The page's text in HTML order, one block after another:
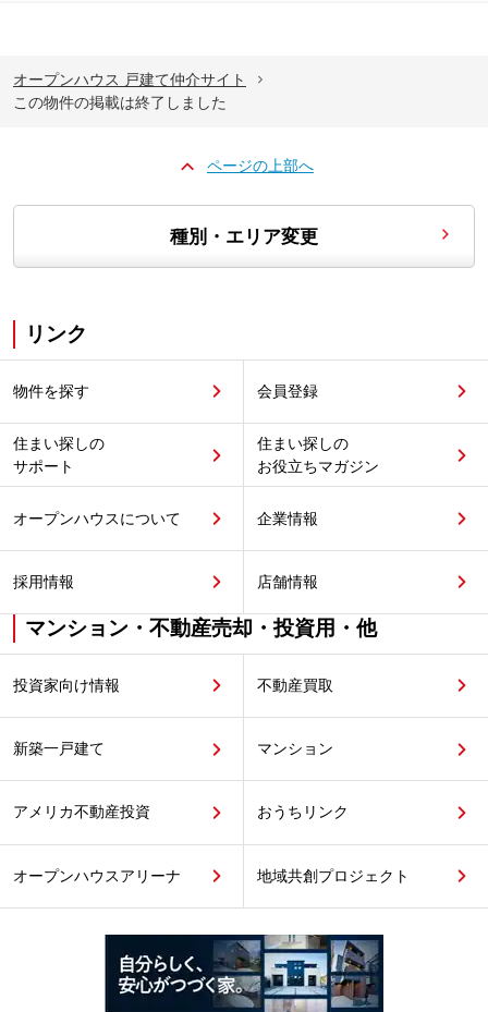
オープンハウス 戸建て仲介サイト
この物件の掲載は終了しました
ページの上部へ
種別・エリア変更
リンク
物件を探す 会員登録
住まい探しの
サポート
住まい探しの
お役立ちマガジン
オープンハウスについて 企業情報
採用情報 店舗情報
マンション・不動産売却・投資用・他
投資家向け情報 不動産買取
新築一戸建て マンション
アメリカ不動産投資 おうちリンク
オープンハウスアリーナ 地域共創プロジェクト